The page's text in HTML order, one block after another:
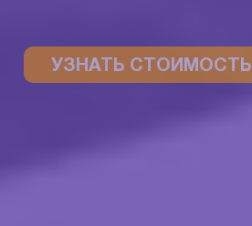
УЗНАТЬ СТОИМОСТЬ